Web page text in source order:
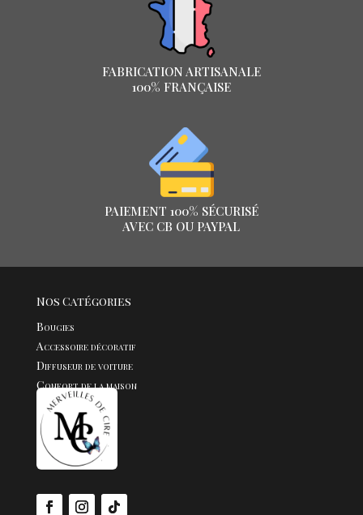
FABRICATION ARTISANALE
100% FRANÇAISE
PAIEMENT 100% SÉCURISÉ
AVEC CB OU PAYPAL
Nos Catégories
Bougies
Accessoire décoratif
Diffuseur de voiture
Confort de la maison
Fondants
Bijoux